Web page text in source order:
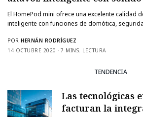
El HomePod mini ofrece una excelente calidad
inteligente con funciones de domótica,
POR HERNÁN RODRÍGUEZ
14 OCTUBRE 2020
7 MINS. LECTURA
TENDENCIA
Las tecnológicas
facturan la